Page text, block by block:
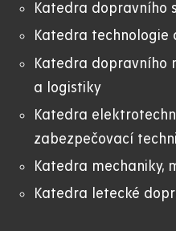
Katedra dopravního
Katedra technologie
Katedra dopravního
a logistiky
Katedra
zabezpečovací
Katedra mechaniky,
Katedra letecké